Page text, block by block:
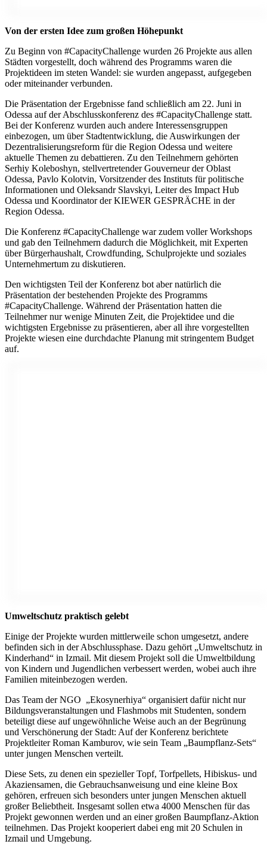
Von der ersten Idee zum großen Höhepunkt
Zu Beginn von #CapacityChallenge wurden 26 Projekte aus allen
Städten vorgestellt, doch während des Programms waren die
Projektideen im steten Wandel: sie wurden angepasst, aufgegeben
oder miteinander verbunden.
Die Präsentation der Ergebnisse fand schließlich am 22. Juni in
Odessa auf der Abschlusskonferenz des #CapacityChallenge statt.
Bei der Konferenz wurden auch andere Interessensgruppen
einbezogen, um über Stadtentwicklung, die Auswirkungen der
Dezentralisierungsreform für die Region Odessa und weitere
aktuelle Themen zu debattieren. Zu den Teilnehmern gehörten
Serhiy Koleboshyn, stellvertretender Gouverneur der Oblast
Odessa, Pavlo Kolotvin, Vorsitzender des Instituts für politische
Informationen und Oleksandr Slavskyi, Leiter des Impact Hub
Odessa und Koordinator der KIEWER GESPRÄCHE in der
Region Odessa.
Die Konferenz #CapacityChallenge war zudem voller Workshops
und gab den Teilnehmern dadurch die Möglichkeit, mit Experten
über Bürgerhaushalt, Crowdfunding, Schulprojekte und soziales
Unternehmertum zu diskutieren.
Den wichtigsten Teil der Konferenz bot aber natürlich die
Präsentation der bestehenden Projekte des Programms
#CapacityChallenge. Während der Präsentation hatten die
Teilnehmer nur wenige Minuten Zeit, die Projektidee und die
wichtigsten Ergebnisse zu präsentieren, aber all ihre vorgestellten
Projekte wiesen eine durchdachte Planung mit stringentem Budget
auf.
Umweltschutz praktisch gelebt
Einige der Projekte wurden mittlerweile schon umgesetzt, andere
befinden sich in der Abschlussphase. Dazu gehört „Umweltschutz in
Kinderhand“ in Izmail. Mit diesem Projekt soll die Umweltbildung
von Kindern und Jugendlichen verbessert werden, wobei auch ihre
Familien miteinbezogen werden.
Das Team der NGO „Ekosynerhiya“ organisiert dafür nicht nur
Bildungsveranstaltungen und Flashmobs mit Studenten, sondern
beteiligt diese auf ungewöhnliche Weise auch an der Begrünung
und Verschönerung der Stadt: Auf der Konferenz berichtete
Projektleiter Roman Kamburov, wie sein Team „Baumpflanz-Sets“
unter jungen Menschen verteilt.
Diese Sets, zu denen ein spezieller Topf, Torfpellets, Hibiskus- und
Akaziensamen, die Gebrauchsanweisung und eine kleine Box
gehören, erfreuen sich besonders unter jungen Menschen aktuell
großer Beliebtheit. Insgesamt sollen etwa 4000 Menschen für das
Projekt gewonnen werden und an einer großen Baumpflanz-Aktion
teilnehmen. Das Projekt kooperiert dabei eng mit 20 Schulen in
Izmail und Umgebung.